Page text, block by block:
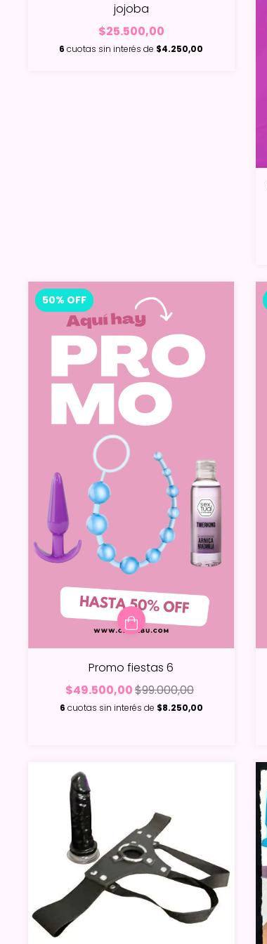
jojoba
$25.500,00
6 cuotas sin interés de $4.250,00
50% OFF
Promo fiestas 6
$49.500,00$99.000,00
6 cuotas sin interés de $8.250,00